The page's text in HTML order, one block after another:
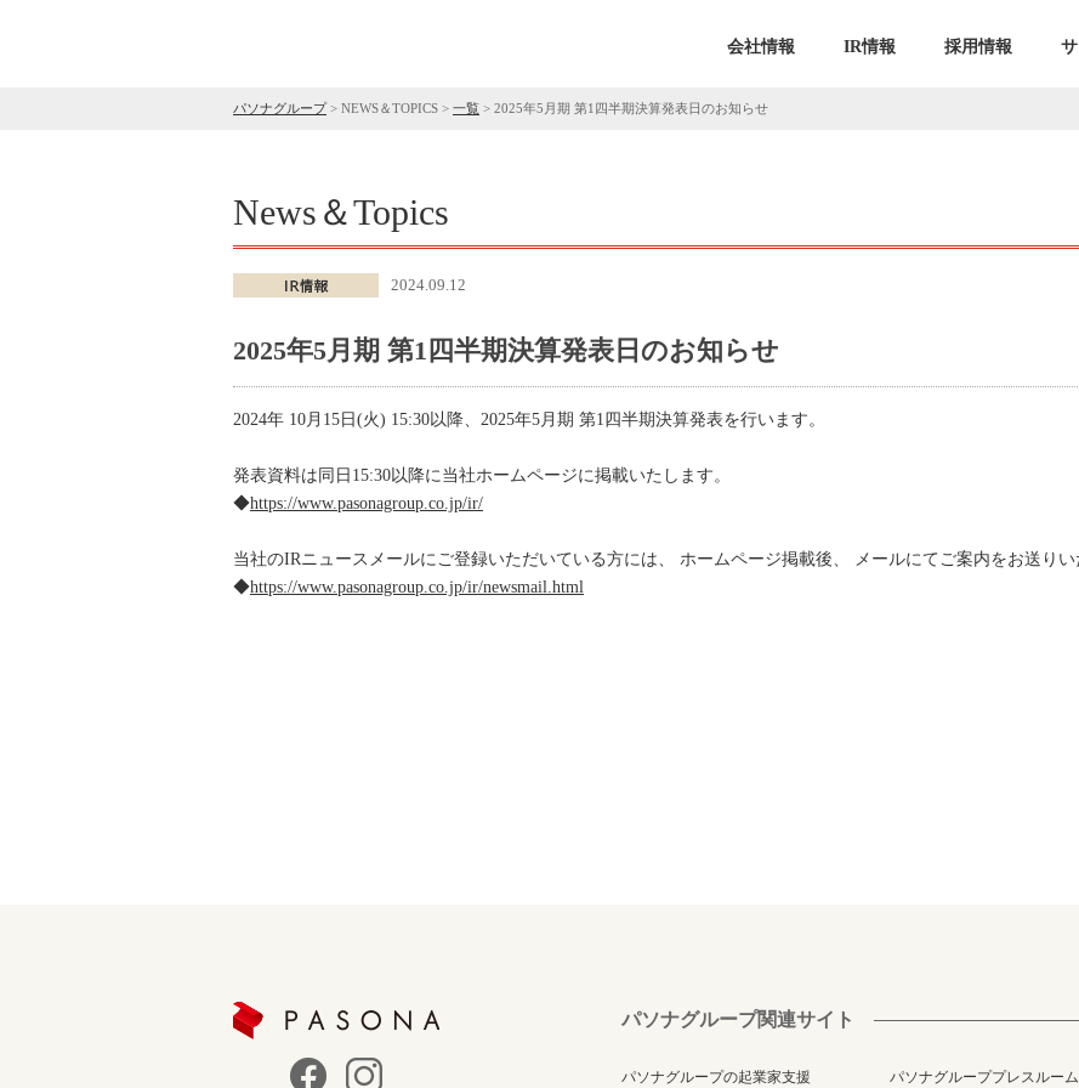
会社情報 IR情報 採用情報
パソナグループ> NEWS＆TOPICS > 一覧 > 2025年5月期 第1四半期決算発表日のお知らせ
News＆Topics
2024.09.12
2025年5月期 第1四半期決算発表日のお知らせ
2024年 10月15日(火) 15:30以降、2025年5月期 第1四半期決算発表を行います。
発表資料は同日15:30以降に当社ホームページに掲載いたします。
◆https://www.pasonagroup.co.jp/ir/
当社のIRニュースメールにご登録いただいている方には、 ホームページ掲載後、 メールにてご案内をお送りい
◆https://www.pasonagroup.co.jp/ir/newsmail.html
パソナグループ関連サイト
パソナグループの起業家支援 パソナグループプレスルーム